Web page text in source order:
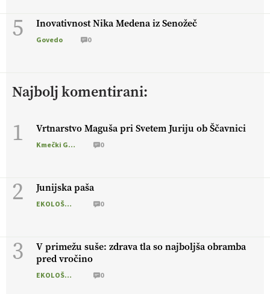
5 Inovativnost Nika Medena iz Senožeč
Govedo 0
Najbolj komentirani:
1 Vrtnarstvo Maguša pri Svetem Juriju ob Ščavnici
Kmečki Glas 0
2 Junijska paša
EKOLOŠKO LOGIČNO 0
3
V primežu suše: zdrava tla so najboljša obramba
pred vročino
EKOLOŠKO LOGIČNO 0